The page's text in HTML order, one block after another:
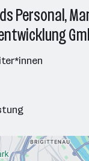
Personal,